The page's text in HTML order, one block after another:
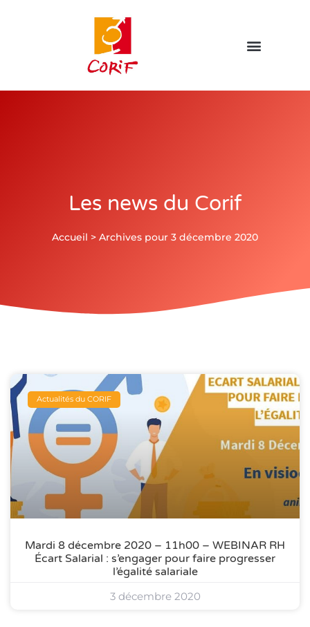
Les news du Corif
Accueil > Archives pour 3 décembre 2020
Actualités du CORIF
Mardi 8 décembre 2020 – 11h00 – WEBINAR RH
Écart Salarial : s’engager pour faire progresser
l’égalité salariale
3 décembre 2020